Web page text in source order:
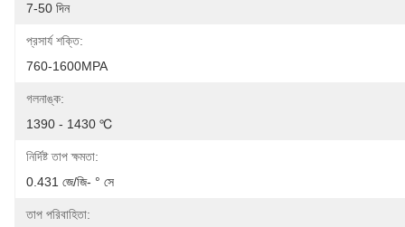
7-50 দিন
প্রসার্য শক্তি:
760-1600MPA
গলনাঙ্ক:
1390 - 1430 ℃
নির্দিষ্ট তাপ ক্ষমতা:
0.431 জে/জি- ° সে
তাপ পরিবাহিতা: